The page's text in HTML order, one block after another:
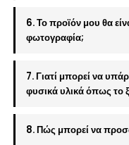
6. Το προϊόν μου θα
φωτογραφία;
7. Γιατί μπορεί να
φυσικά υλικά όπως το
8. Πώς μπορεί να